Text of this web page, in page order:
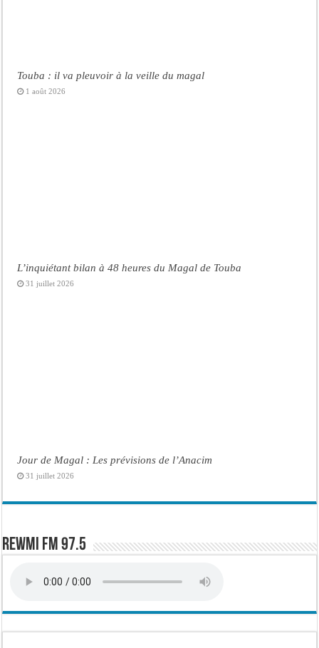
Touba : il va pleuvoir à la veille du magal
1 août 2026
L’inquiétant bilan à 48 heures du Magal de Touba
31 juillet 2026
Jour de Magal : Les prévisions de l’Anacim
31 juillet 2026
Rewmi FM 97.5